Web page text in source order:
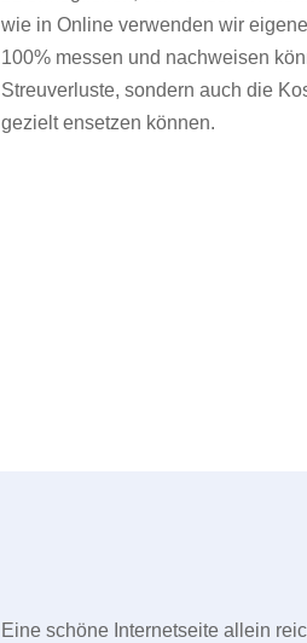
wie in Online verwenden wir
100% messen und nachweisen
Streuverluste, sondern auch die
gezielt ensetzen können.
Eine schöne Internetseite allein